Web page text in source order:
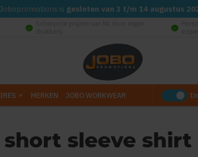
is gesloten van 3 t/m 14 augustus
check_circle check_circle
MERKEN JOBO WORKWEAR
sleeve shirt